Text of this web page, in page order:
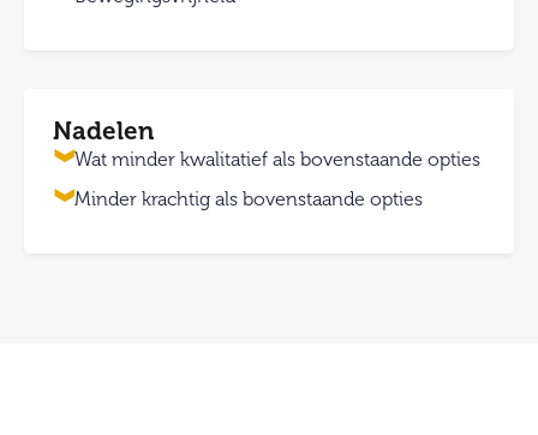
Nadelen
Wat minder kwalitatief als bovenstaande opties
Minder krachtig als bovenstaande opties